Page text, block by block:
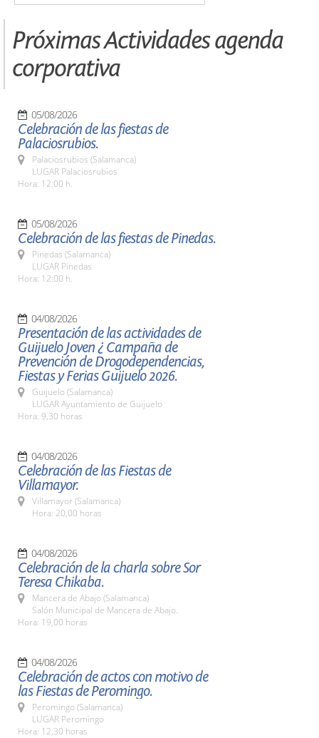
Próximas Actividades agenda
corporativa
05/08/2026
Celebración de las fiestas de
Palaciosrubios.
Palaciosrubios (Salamanca)
LUGAR Palaciosrubios
Hora: 12:00 h.
05/08/2026
Celebración de las fiestas de Pinedas.
Pinedas (Salamanca)
LUGAR Pinedas
Hora: 12:00 h.
04/08/2026
Presentación de las actividades de
Guijuelo Joven ¿ Campaña de
Prevención de Drogodependencias,
Fiestas y Ferias Guijuelo 2026.
Guijuelo (Salamanca)
LUGAR Ayuntamiento de Guijuelo
Hora: 9,30 horas
04/08/2026
Celebración de las Fiestas de
Villamayor.
Villamayor (Salamanca)
Hora: 20,00 horas
04/08/2026
Celebración de la charla sobre Sor
Teresa Chikaba.
Mancera de Abajo (Salamanca)
Salón Municipal de Mancera de Abajo.
Hora: 19,00 horas
04/08/2026
Celebración de actos con motivo de
las Fiestas de Peromingo.
Peromingo (Salamanca)
LUGAR Peromingo
Hora: 12,30 horas